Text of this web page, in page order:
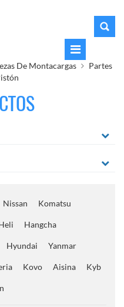
De Montacargas
Partes
Nissan Komatsu
Hangcha
Hyundai Yanmar
Kovo Aisina Kyb